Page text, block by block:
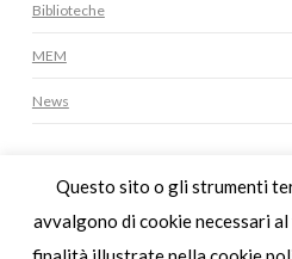
Biblioteche
MEM
News
MEMORIA
VIA DELL'ARTIGIANATO 18 - 09122
Questo sito o gli strumenti
avvalgono di cookie necessari